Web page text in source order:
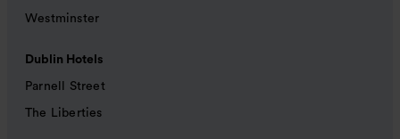
Westminster
Dublin Hotels
Parnell Street
The Liberties